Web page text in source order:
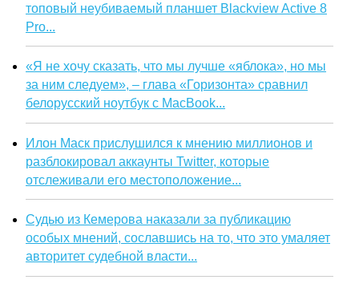
топовый неубиваемый планшет Blackview Active 8
Pro...
«Я не хочу сказать, что мы лучше «яблока», но мы
за ним следуем», – глава «Горизонта» сравнил
белорусский ноутбук с MacBook...
Илон Маск прислушился к мнению миллионов и
разблокировал аккаунты Twitter, которые
отслеживали его местоположение...
Судью из Кемерова наказали за публикацию
особых мнений, сославшись на то, что это умаляет
авторитет судебной власти...